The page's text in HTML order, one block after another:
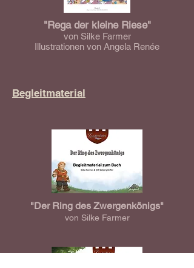
"Rega der kleine Riese"
von Silke Farmer
Illustrationen von Angela Renée
Begleitmaterial
"Der Ring des Zwergenkönigs"
von Silke Farmer